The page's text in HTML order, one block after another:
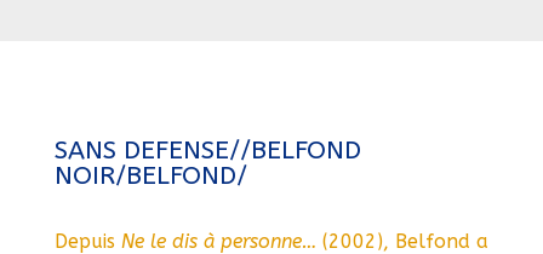
SANS DEFENSE//BELFOND
NOIR/BELFOND/
Depuis Ne le dis à personne… (2002), Belfond a